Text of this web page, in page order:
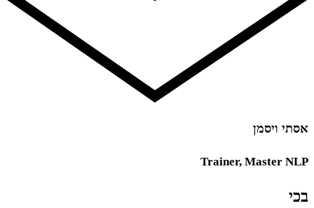
אסתי ויסמן
Trainer, Master NLP
בכי